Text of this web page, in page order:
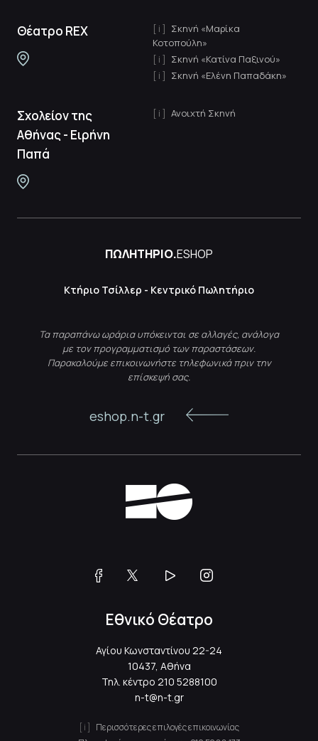
Θέατρο REX
Σκηνή «Μαρίκα
Κοτοπούλη»
Σκηνή «Κατίνα Παξινού»
Σκηνή «Ελένη Παπαδάκη»
Σχολείον της
Αθήνας - Ειρήνη
Παπά
Ανοιχτή Σκηνή
ΠΩΛΗΤΗΡΙΟ.ESHOP
Κτήριο Τσίλλερ - Κεντρικό Πωλητήριο
Τα παραπάνω ωράρια υπόκεινται σε αλλαγές, ανάλογα
με τον προγραμματισμό των παραστάσεων.
Παρακαλούμε επικοινωνήστε τηλεφωνικά πριν την
επίσκεψή σας.
eshop.n-t.gr
Εθνικό Θέατρο
Αγίου Κωνσταντίνου 22-24
10437, Αθήνα
Τηλ. κέντρο 210 5288100
n-t@n-t.gr
Περισσότερες επιλογές επικοινωνίας